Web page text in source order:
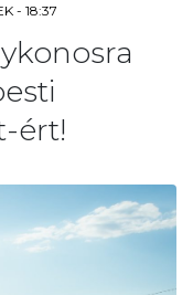
- 18:37
ért!